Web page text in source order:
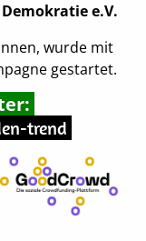
e.V.
wurde mit
gestartet.
trend